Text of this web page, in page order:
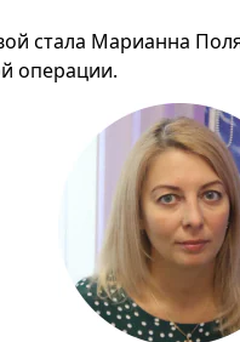
стала Марианна
операции.